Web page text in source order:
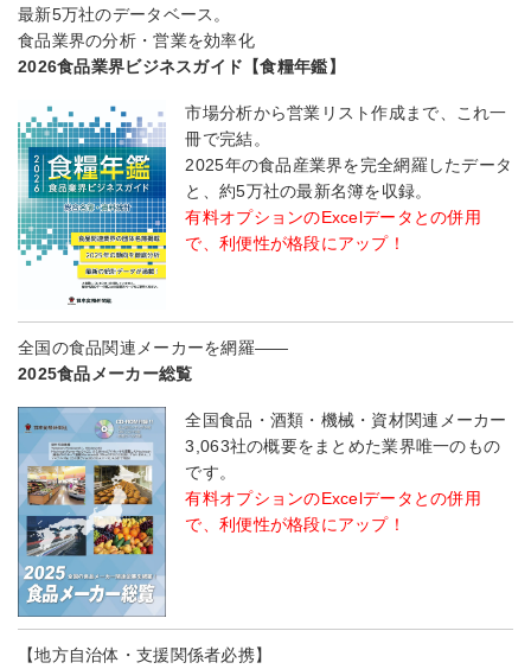
最新5万社のデータベース。
食品業界の分析・営業を効率化
2026食品業界ビジネスガイド【食糧年鑑】
市場分析から営業リスト作成まで、これ一
冊で完結。
2025年の食品産業界を完全網羅したデータ
と、約5万社の最新名簿を収録。
有料オプションのExcelデータとの併用
で、利便性が格段にアップ！
全国の食品関連メーカーを網羅――
2025食品メーカー総覧
全国食品・酒類・機械・資材関連メーカー
3,063社の概要をまとめた業界唯一のもの
です。
有料オプションのExcelデータとの併用
で、利便性が格段にアップ！
【地方自治体・支援関係者必携】